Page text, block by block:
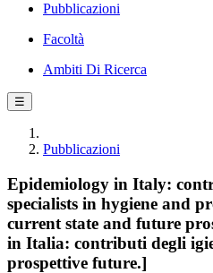
Pubblicazioni
Facoltà
Ambiti Di Ricerca
☰
Pubblicazioni
Epidemiology in Italy:
specialists in hygiene and
current state and future
in Italia: contributi degli
prospettive future.]